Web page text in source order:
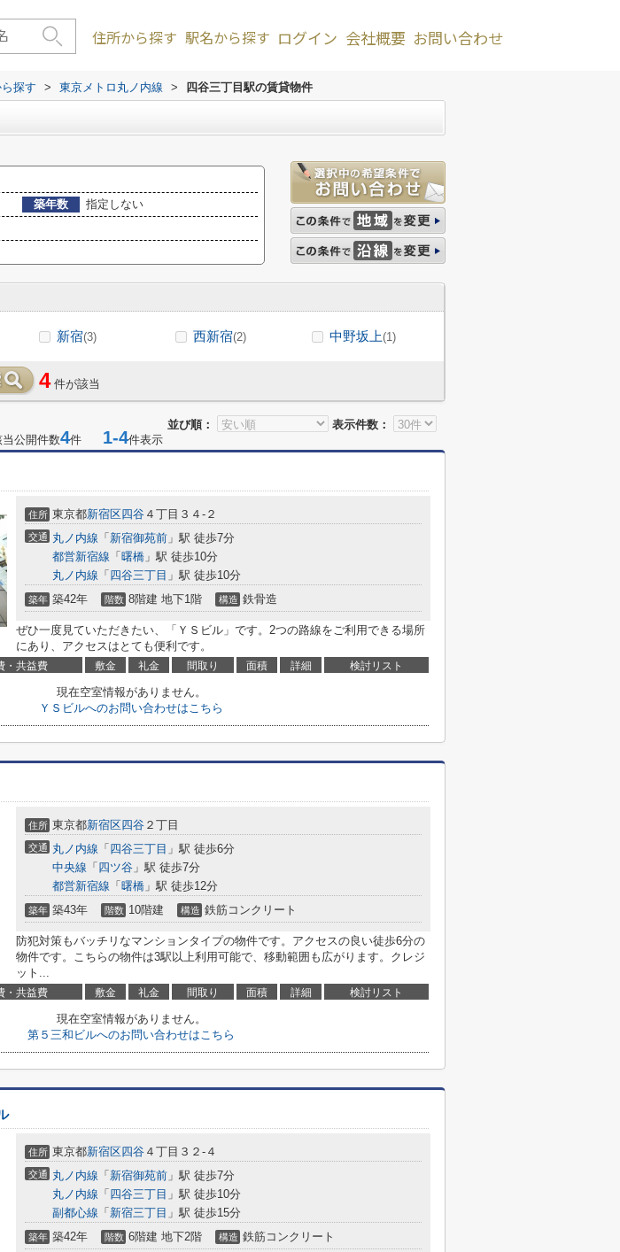
住所から探す 駅名から探す ログイン 会社概要 お問い合わせ
探す > 東京メトロ丸ノ内線 > 四谷三丁目駅の賃貸物件
築年数
指定しない
新宿(3) 西新宿(2) 中野坂上(1)
4 件が該当
並び順： 表示件数：
当公開件数4件 1-4件表示
住所 東京都新宿区四谷 ４丁目３４-２
交通 丸ノ内線 「 新宿御苑前 」駅 徒歩7分
都営新宿線 「 曙橋 」駅 徒歩10分
丸ノ内線 「 四谷三丁目 」駅 徒歩10分
築年 築42年 階数 8階建 地下1階 構造 鉄骨造
ぜひ一度見ていただきたい、「ＹＳビル」です。2つの路線をご利用できる場所
にあり、アクセスはとても便利です。
・共益費 敷金 礼金 間取り 面積 詳細 検討リスト
現在空室情報がありません。
ＹＳビルへのお問い合わせはこちら
住所 東京都新宿区四谷 ２丁目
交通 丸ノ内線 「 四谷三丁目 」駅 徒歩6分
中央線 「 四ツ谷 」駅 徒歩7分
都営新宿線 「 曙橋 」駅 徒歩12分
築年 築43年 階数 10階建 構造 鉄筋コンクリート
防犯対策もバッチリなマンションタイプの物件です。アクセスの良い徒歩6分の
物件です。こちらの物件は3駅以上利用可能で、移動範囲も広がります。クレジ
ット...
・共益費 敷金 礼金 間取り 面積 詳細 検討リスト
現在空室情報がありません。
第５三和ビルへのお問い合わせはこちら
住所 東京都新宿区四谷 ４丁目３２-４
交通 丸ノ内線 「 新宿御苑前 」駅 徒歩7分
丸ノ内線 「 四谷三丁目 」駅 徒歩10分
副都心線 「 新宿三丁目 」駅 徒歩15分
築年 築42年 階数 6階建 地下2階 構造 鉄筋コンクリート